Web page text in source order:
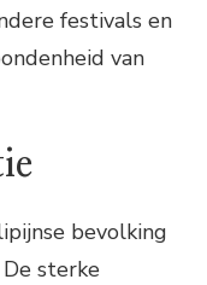
festivals en
van
bevolking
sterke